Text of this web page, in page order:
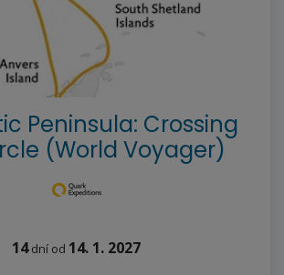
Peninsula: Crossing
(World Voyager)
14dní od 14. 1. 2027